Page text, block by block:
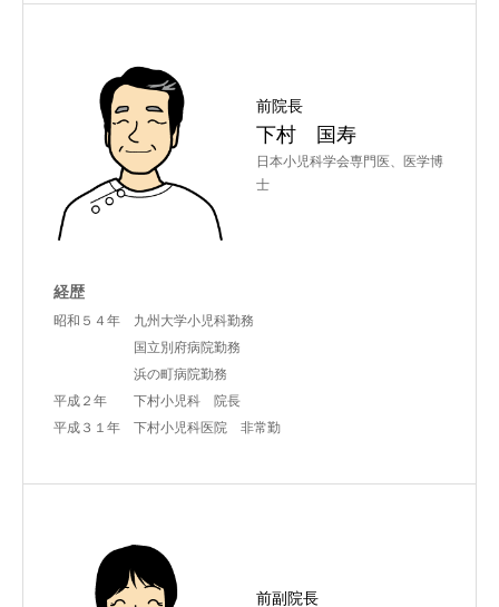
前院長
下村 国寿
日本小児科学会専門医、医学博
士
経歴
昭和５４年 九州大学小児科勤務
国立別府病院勤務
浜の町病院勤務
平成２年 下村小児科 院長
平成３１年 下村小児科医院 非常勤
前副院長